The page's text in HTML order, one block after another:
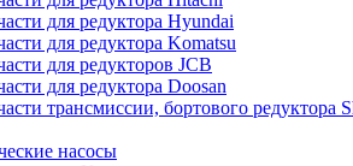
для редуктора Hyundai
для редуктора Komatsu
для редукторов JCB
для редуктора Doosan
трансмиссии, бортового редуктора
насосы